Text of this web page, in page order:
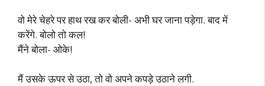
वो मेरे चेहरे पर हाथ रख कर बोली- अभी घर जाना पड़ेगा. बाद में
करेंगे. बोलो तो कल!
मैंने बोला- ओके!
मैं उसके ऊपर से उठा, तो वो अपने कपड़े उठाने लगी.